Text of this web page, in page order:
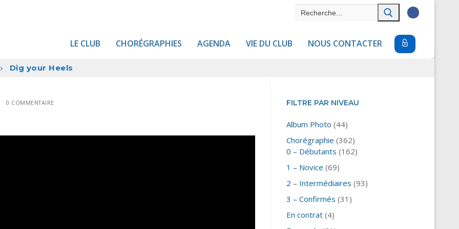
Rechercher
LE CLUB CHORÉGRAPHIES AGENDA VIE DU CLUB NOUS CONTACTER
Dig your Heels
0 COMMENTAIRE FILTRE PAR NIVEAU
Album Photo (44)
Chorégraphie (362)
0 – Débutants (162)
1 – Novice (69)
2 – Intermédiaires (93)
3 – Confirmés (31)
En contrat(4)